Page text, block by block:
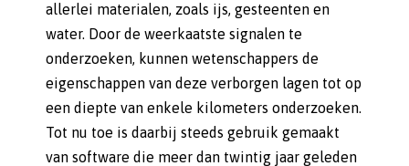
allerlei materialen, zoals ijs, gesteenten en
water. Door de weerkaatste signalen te
onderzoeken, kunnen wetenschappers de
eigenschappen van deze verborgen lagen tot op
een diepte van enkele kilometers onderzoeken.
Tot nu toe is daarbij steeds gebruik gemaakt
van software die meer dan twintig jaar geleden